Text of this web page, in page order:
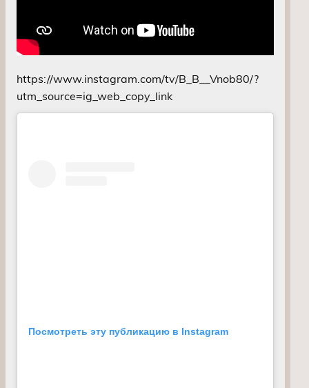
https://www.instagram.com/tv/B_B__Vnob80/?
utm_source=ig_web_copy_link
Посмотреть эту публикацию в Instagram